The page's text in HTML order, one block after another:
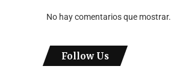
No hay comentarios que mostrar.
Follow Us